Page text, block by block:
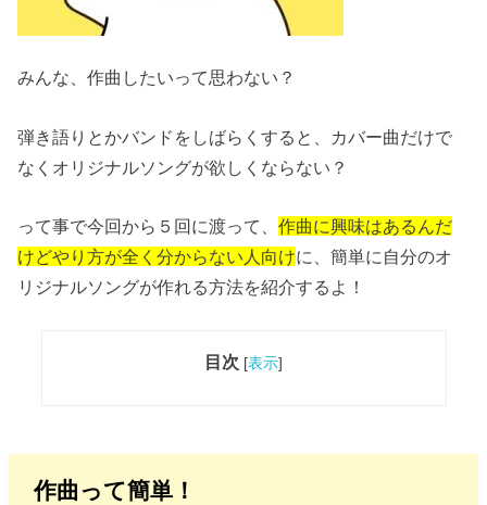
みんな、作曲したいって思わない？
弾き語りとかバンドをしばらくすると、カバー曲だけで
なくオリジナルソングが欲しくならない？
って事で今回から５回に渡って、作曲に興味はあるんだ
けどやり方が全く分からない人向けに、簡単に自分のオ
リジナルソングが作れる方法を紹介するよ！
目次 [表示]
作曲って簡単！